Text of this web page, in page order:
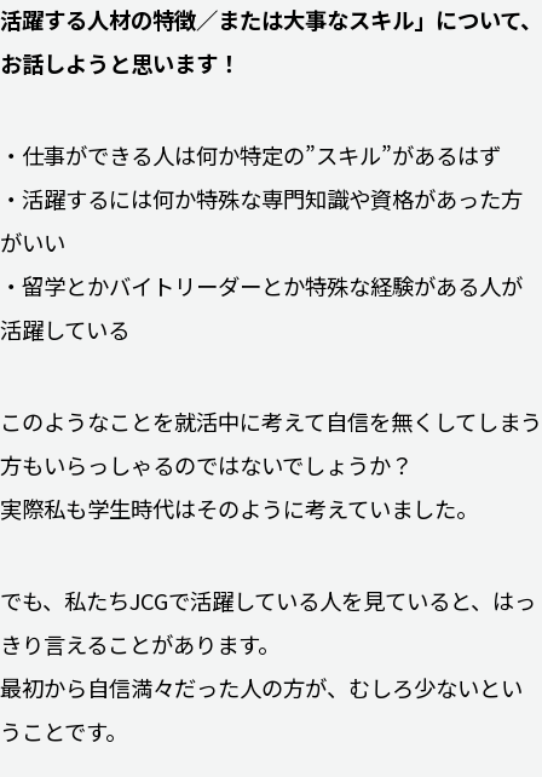
活躍する人材の特徴／または大事なスキル」について、
お話しようと思います！
・仕事ができる人は何か特定の”スキル”があるはず
・活躍するには何か特殊な専門知識や資格があった方
がいい
・留学とかバイトリーダーとか特殊な経験がある人が
活躍している
このようなことを就活中に考えて自信を無くしてしまう
方もいらっしゃるのではないでしょうか？
実際私も学生時代はそのように考えていました。
でも、私たちJCGで活躍している人を見ていると、はっ
きり言えることがあります。
最初から自信満々だった人の方が、むしろ少ないとい
うことです。